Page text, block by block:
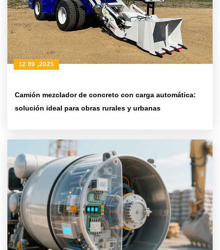
Camión mezclador de concreto con carga automática:
solución ideal para obras rurales y urbanas
12 09 ,2025